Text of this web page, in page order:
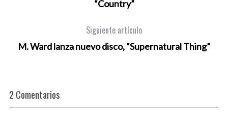
“Country”
Siguiente artículo
M. Ward lanza nuevo disco, “Supernatural Thing”
2 Comentarios